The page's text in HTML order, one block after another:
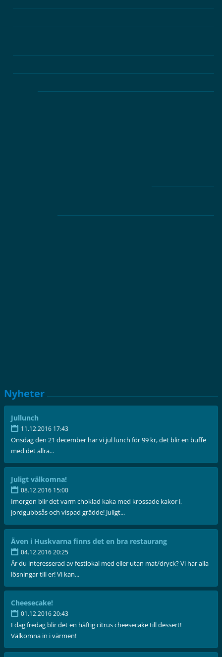
Nyheter
Jullunch
11.12.2016 17:43
Onsdag den 21 december har vi jul lunch för 99 kr, det blir en buffe
med det allra...
Juligt välkomna!
08.12.2016 15:00
Imorgon blir det varm choklad kaka med krossade kakor i,
jordgubbsås och vispad grädde! Juligt...
Även i Huskvarna finns det en bra restaurang
04.12.2016 20:25
Är du interesserad av festlokal med eller utan mat/dryck? Vi har alla
lösningar till er! Vi kan...
Cheesecake!
01.12.2016 20:43
I dag fredag blir det en häftig citrus cheesecake till dessert!
Välkomna in i värmen!